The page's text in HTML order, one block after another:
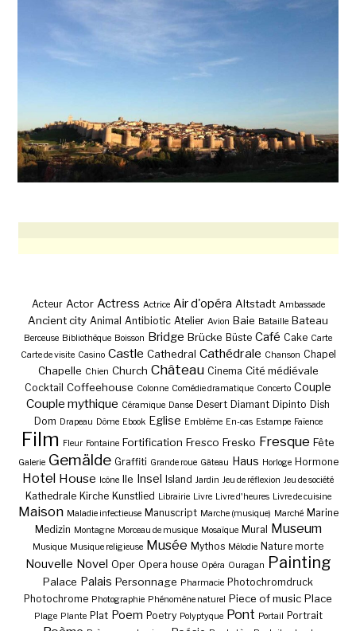
Acteur Actor Actress Actrice Air d'opéra Altstadt Ambassade
Ancient city Animal Antibiotic Atelier Avion Baie Bataille Bateau
Berceuse Bibliothèque Boisson Bridge Brücke Büste Café Cake Carte
Carte de visite Casino Castle Cathedral Cathédrale Chanson Chapel
Chapelle Chien Church Château Cinema Cité médiévale
Cocktail Coffeehouse Colonne Comédie dramatique Concerto Couple
Couple mythique Céramique Danse Desert Diamant Dipinto Dish
Dom Drapeau Dôme Ebook Eglise Emblème En-cas Estampe Faïence
Film Fleur Fontaine Fortification Fresco Fresko Fresque Fête
Galerie Gemälde Graffiti Grande roue Gâteau Haus Horloge Hormone
Hotel House Icône Ile Insel Island Jardin Jeu de réflexion Jeu de société
Kathedrale Kirche Kunstlied Librairie Livre Livre d'heures Livre de cuisine
Maison Maladie infectieuse Manuscript Marche (musique) Marché Marine
Medizin Montagne Morceau de musique Mosaïque Mural Museum
Musique Musique religieuse Musée Mythos Mélodie Nature morte
Nouvelle Novel Oper Opera house Opéra Ouragan Painting
Palace Palais Personnage Pharmacie Photochromdruck
Photochrome Photographie Phénomène naturel Piece of music Place
Plage Plante Plat Poem Poetry Polyptyque Pont Portail Portrait